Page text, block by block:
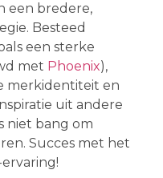
een bredere,
Besteed
een sterke
met Phoenix),
merkidentiteit en
uit andere
niet bang om
Succes met het